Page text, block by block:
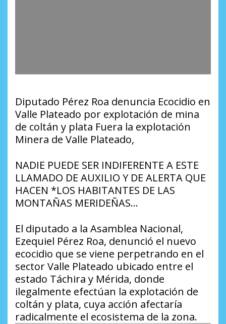
Diputado Pérez Roa denuncia Ecocidio en
Valle Plateado por explotación de mina
de coltán y plata Fuera la explotación
Minera de Valle Plateado,
NADIE PUEDE SER INDIFERENTE A ESTE
LLAMADO DE AUXILIO Y DE ALERTA QUE
HACEN *LOS HABITANTES DE LAS
MONTAÑAS MERIDEÑAS…
El diputado a la Asamblea Nacional,
Ezequiel Pérez Roa, denunció el nuevo
ecocidio que se viene perpetrando en el
sector Valle Plateado ubicado entre el
estado Táchira y Mérida, donde
ilegalmente efectúan la explotación de
coltán y plata, cuya acción afectaría
radicalmente el ecosistema de la zona.